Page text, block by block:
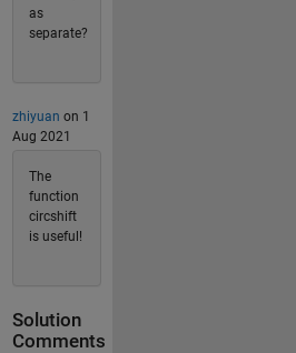
as
separate?
zhiyuan on 1
Aug 2021
The
function
circshift
is useful!
Solution
Comments